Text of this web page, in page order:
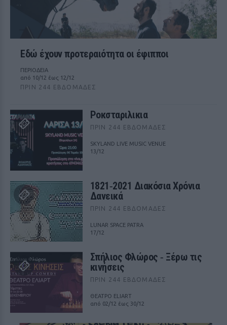
Εδώ έχουν προτεραιότητα οι έφιπποι
ΠΕΡΙΟΔΕΙΑ
από 10/12 έως 12/12
ΠΡΙΝ 244 ΕΒΔΟΜΆΔΕΣ
Ροκσταριλικια
ΠΡΙΝ 244 ΕΒΔΟΜΆΔΕΣ
SKYLAND LIVE MUSIC VENUE
13/12
1821‑2021 Διακόσια Χρόνια
Δανεικά
ΠΡΙΝ 244 ΕΒΔΟΜΆΔΕΣ
LUNAR SPACE PATRA
17/12
Σπήλιος Φλώρος ‑ Ξέρω τις
κινήσεις
ΠΡΙΝ 244 ΕΒΔΟΜΆΔΕΣ
ΘΕΑΤΡΟ ELIART
από 02/12 έως 30/12